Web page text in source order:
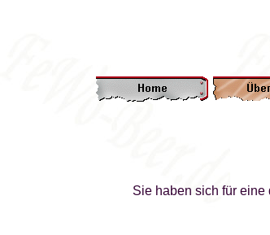
Sie haben sich für